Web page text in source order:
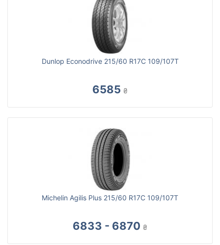
Dunlop Econodrive 215/60 R17C 109/107T
6585 ₴
Michelin Agilis Plus 215/60 R17C 109/107T
6833 - 6870 ₴